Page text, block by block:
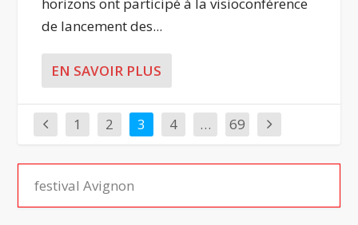
horizons ont participé à la visioconférence
de lancement des...
EN SAVOIR PLUS
1 2 3 4 … 69